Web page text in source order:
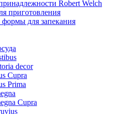
Robert Welch
приготовления
для запекания
decor
Cupra
Prima
Cupra